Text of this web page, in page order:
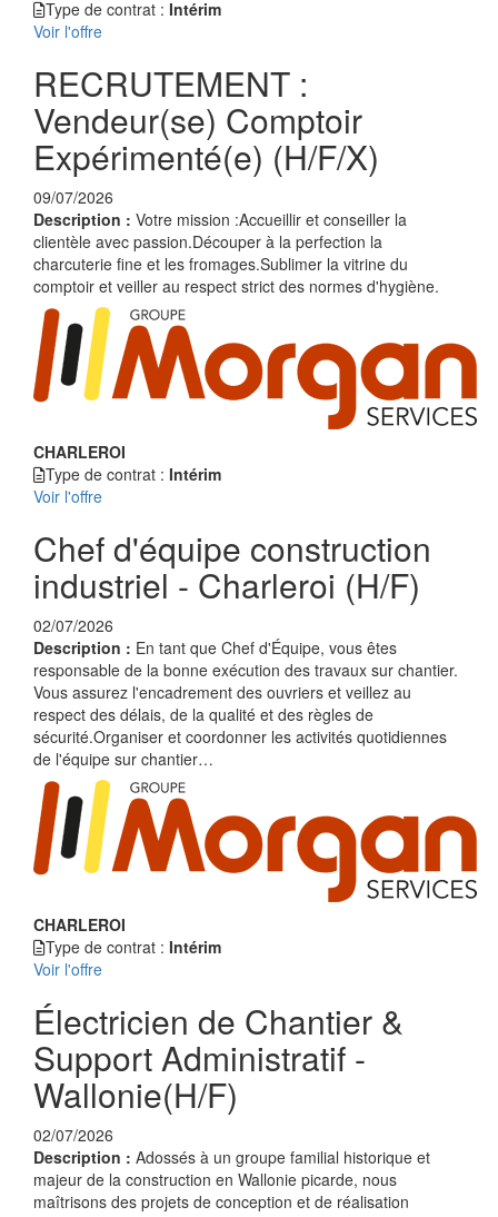
Type de contrat : Intérim
Voir l'offre
RECRUTEMENT :
Vendeur(se) Comptoir
Expérimenté(e) (H/F/X)
09/07/2026
Description : Votre mission :Accueillir et conseiller la
clientèle avec passion.Découper à la perfection la
charcuterie fine et les fromages.Sublimer la vitrine du
comptoir et veiller au respect strict des normes d'hygiène.
CHARLEROI
Type de contrat : Intérim
Voir l'offre
Chef d'équipe construction
industriel - Charleroi (H/F)
02/07/2026
Description : En tant que Chef d'Équipe, vous êtes
responsable de la bonne exécution des travaux sur chantier.
Vous assurez l'encadrement des ouvriers et veillez au
respect des délais, de la qualité et des règles de
sécurité.Organiser et coordonner les activités quotidiennes
de l'équipe sur chantier…
CHARLEROI
Type de contrat : Intérim
Voir l'offre
Électricien de Chantier &
Support Administratif -
Wallonie(H/F)
02/07/2026
Description : Adossés à un groupe familial historique et
majeur de la construction en Wallonie picarde, nous
maîtrisons des projets de conception et de réalisation